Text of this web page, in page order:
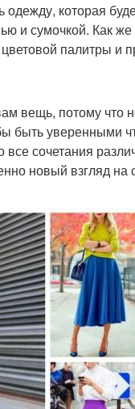
которая
и сумочкой. Как
цветовой палитры и
вещь, потому что
быть уверенными
сочетания
новый взгляд на